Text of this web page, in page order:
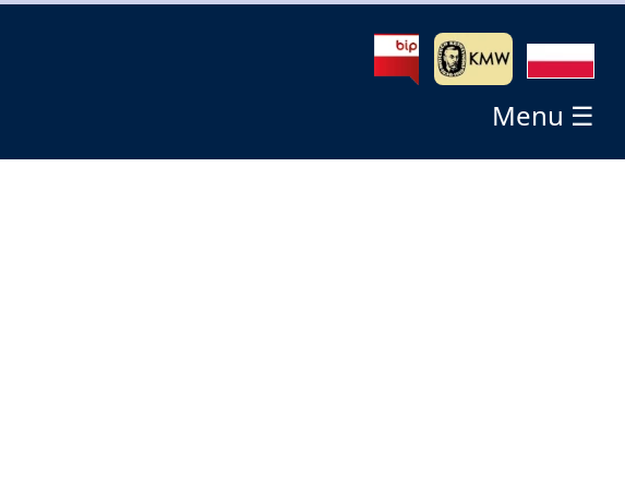
Menu ☰